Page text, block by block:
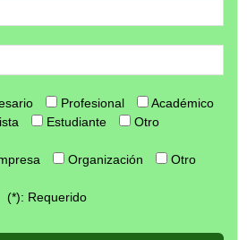
Profesional
Académico
Estudiante Otro
Organización Otro
(*): Requerido